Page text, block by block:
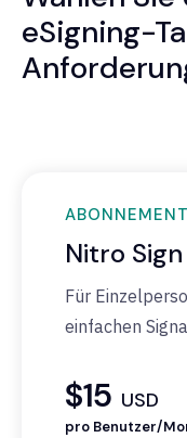
eSigning-
ABONNEMENT
Nitro
Für
einfachen
$15 USD
pro Benutzer/